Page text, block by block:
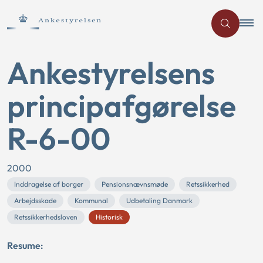
Ankestyrelsens
principafgørelse
R-6-00
2000
Inddragelse af borger Pensionsnævnsmøde
Retssikkerhed
Arbejdsskade
Kommunal
Udbetaling Danmark
Retssikkerhedsloven
Historisk
Resume: